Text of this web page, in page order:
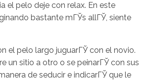
el pelo deje con relax. En este
bastante mГЎs allГЎ, siente
el pelo largo juguarГЎ con el novio.
un sitio a otro o se peinarГЎ con sus
de seducir e indicarГЎ que le